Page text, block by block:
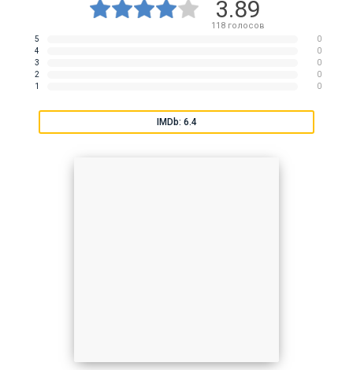
3.89
118голосов
5
0
4
0
3
0
2
0
1
0
IMDb: 6.4